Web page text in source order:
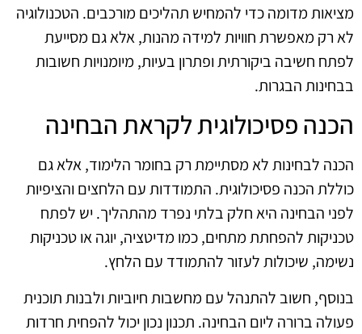
מציאות מדומה כדי להמחיש תהליכים מורכבים. הטכנולוגיה
לא רק מאפשרת חוויות למידה מהנות, אלא גם מסייעת
לפתח חשיבה ביקורתית ופתרון בעיות, מיומנויות חשובות
בבחינות הבגרות.
הכנה פסיכולוגית לקראת הבחינה
הכנה לבחינות לא מסתיימת רק בחומר הלימוד, אלא גם
כוללת הכנה פסיכולוגית. התמודדות עם הלחצים והציפיות
לפני הבחינה היא חלק בלתי נפרד מהתהליך. יש לפתח
טכניקות להפחתת מתחים, כמו מדיטציה, יוגה או טכניקות
נשימה, שיכולות לעזור להתמודד עם הלחץ.
בנוסף, חשוב להתנהל עם מחשבות חיוביות ולבנות תוכנית
פעולה ברורה ליום הבחינה. תכנון נכון יכול להפחית חרדות